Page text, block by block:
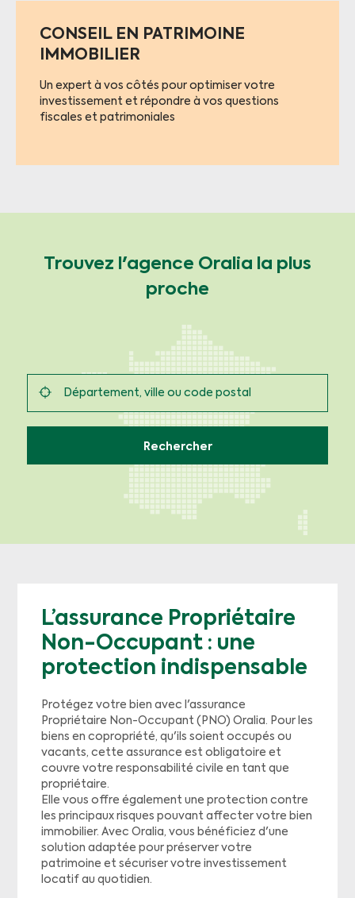
CONSEIL EN PATRIMOINE
IMMOBILIER
Un expert à vos côtés pour optimiser votre
investissement et répondre à vos questions
fiscales et patrimoniales
Trouvez l'agence Oralia la plus
proche
Rechercher
L’assurance Propriétaire
Non-Occupant : une
protection indispensable
Protégez votre bien avec l'assurance
Propriétaire Non-Occupant (PNO) Oralia. Pour les
biens en copropriété, qu'ils soient occupés ou
vacants, cette assurance est obligatoire et
couvre votre responsabilité civile en tant que
propriétaire.
Elle vous offre également une protection contre
les principaux risques pouvant affecter votre bien
immobilier. Avec Oralia, vous bénéficiez d'une
solution adaptée pour préserver votre
patrimoine et sécuriser votre investissement
locatif au quotidien.